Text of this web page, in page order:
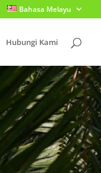
Bahasa Melayu
Hubungi Kami